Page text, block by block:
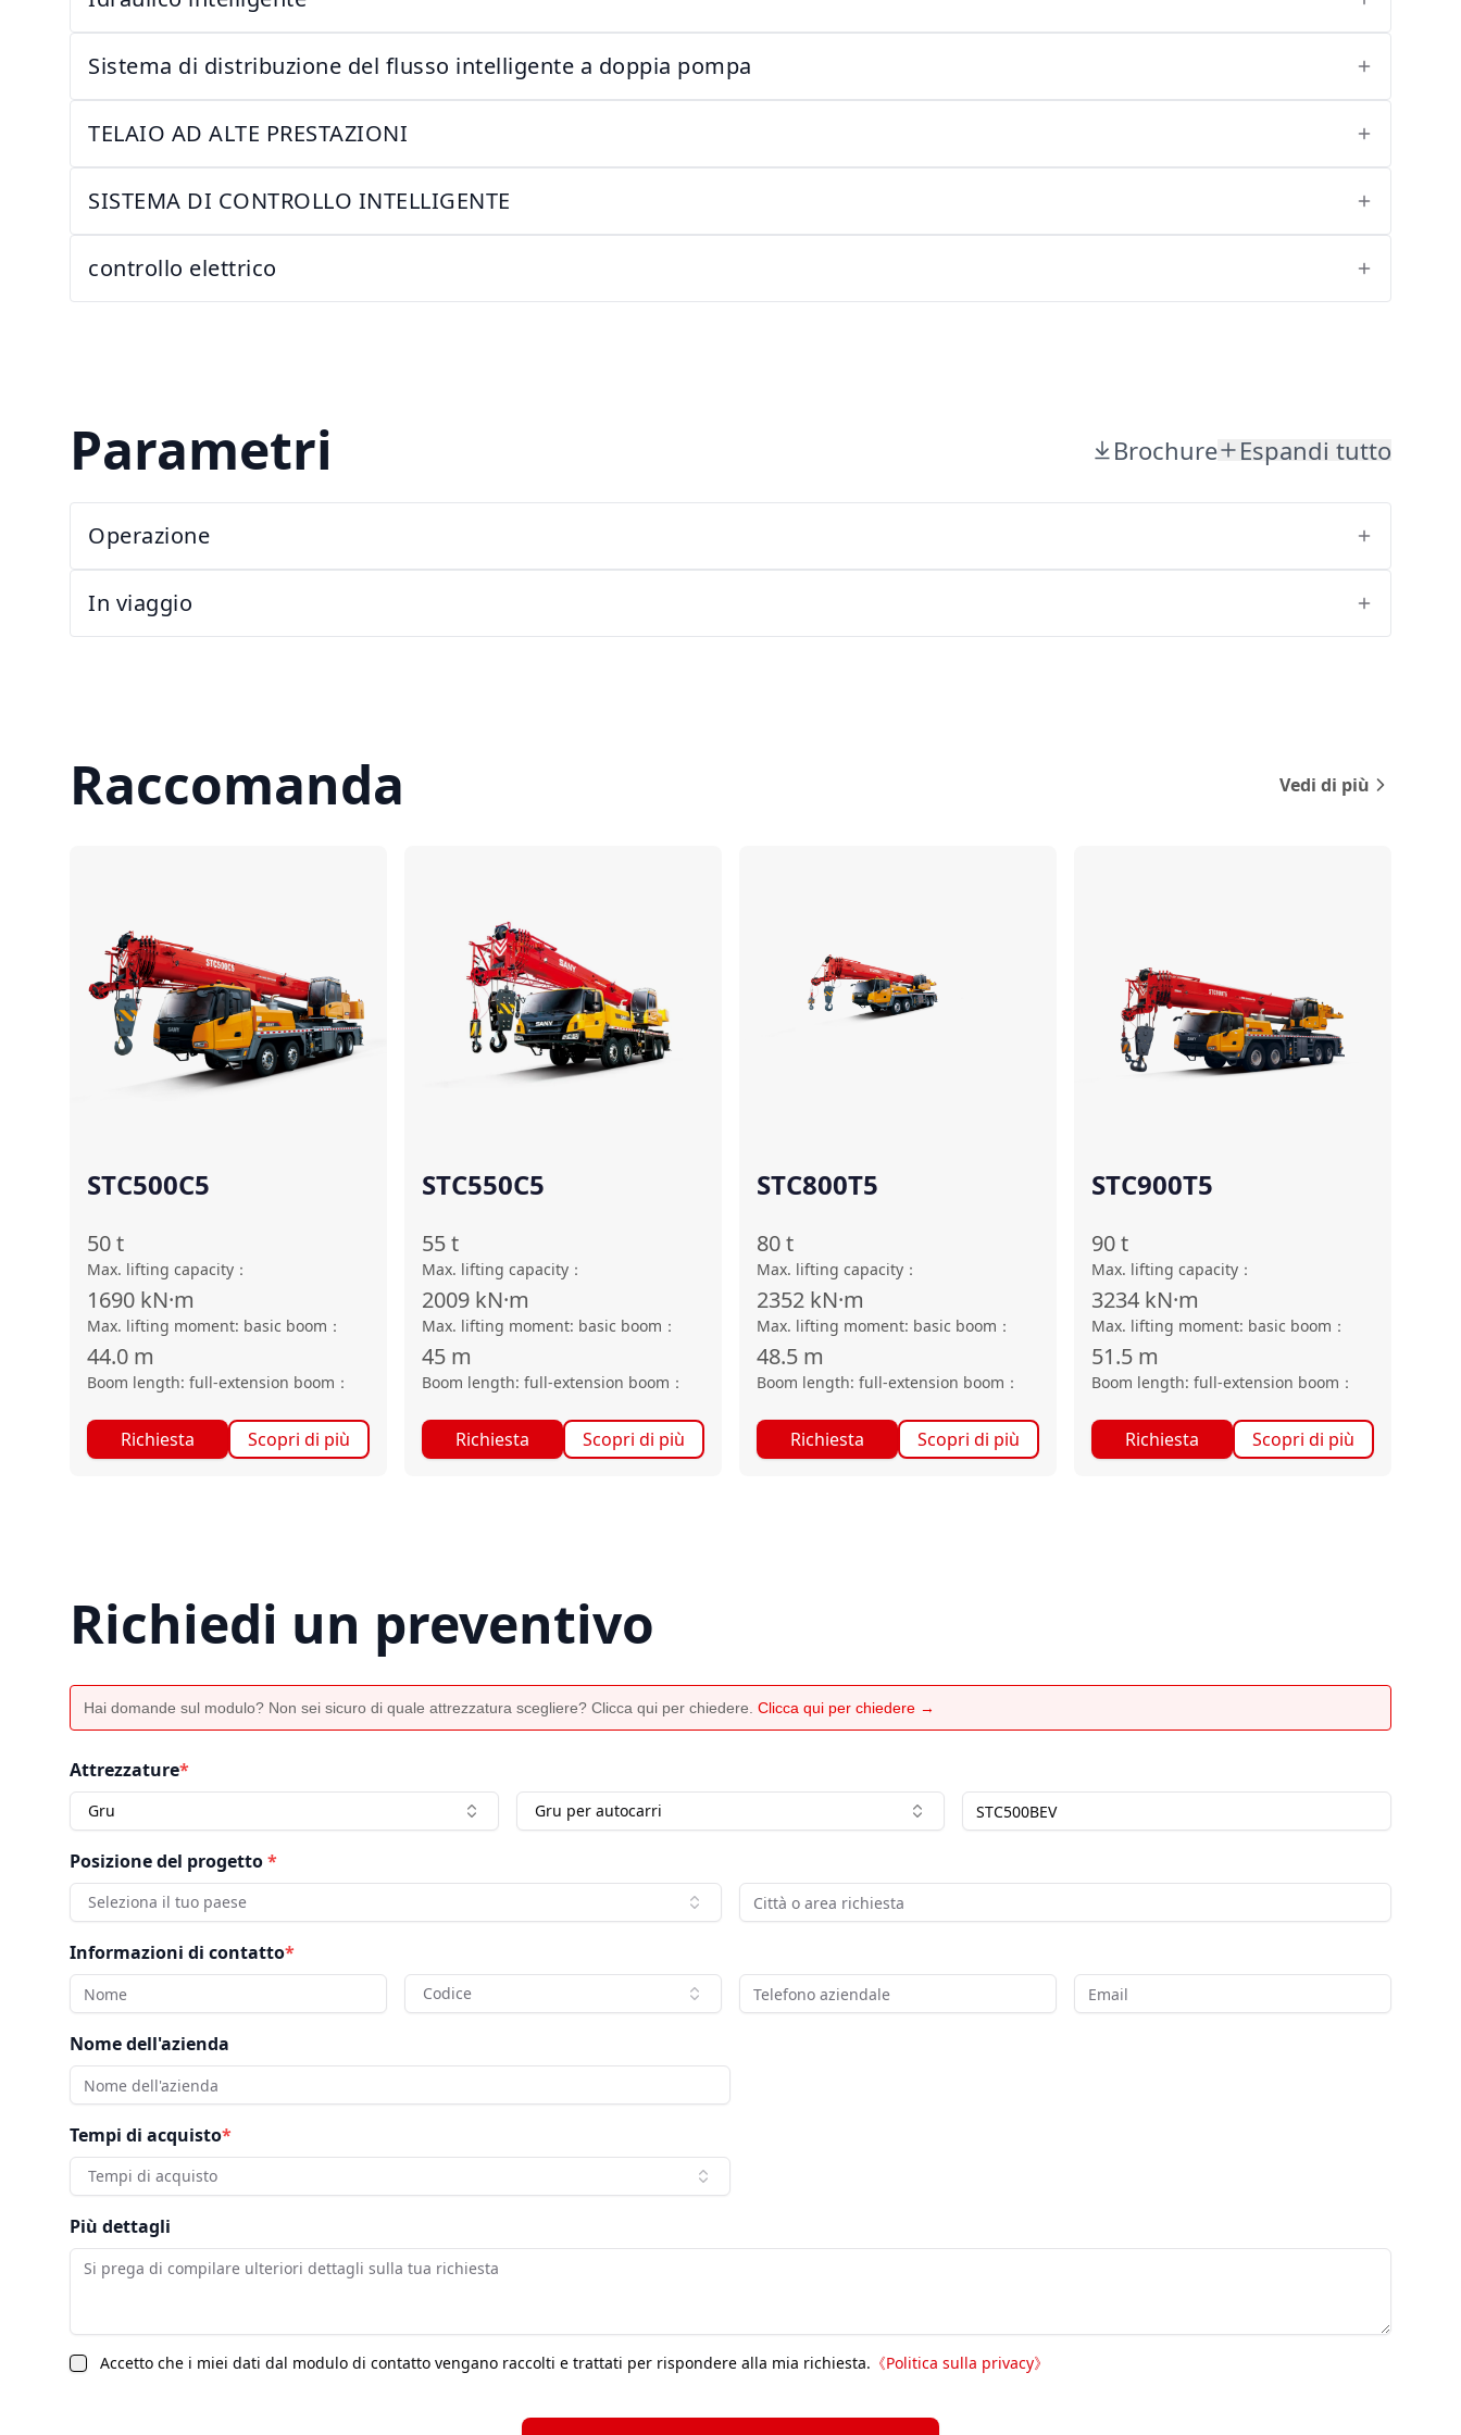
Sistema di distribuzione del flusso intelligente a doppia pompa
TELAIO AD ALTE PRESTAZIONI
SISTEMA DI CONTROLLO INTELLIGENTE
controllo elettrico
Parametri Brochure Espandi tutto
Operazione
In viaggio
Raccomanda Vedi di più
STC500C5
50t
Max. lifting capacity ：
1690 kN·m
Max. lifting moment: basic boom ：
44.0 m
Boom length: full-extension boom ：
Richiesta Scopri di più
STC550C5
55t
Max. lifting capacity ：
2009 kN·m
Max. lifting moment: basic boom ：
45 m
Boom length: full-extension boom ：
Richiesta Scopri di più
STC800T5
80t
Max. lifting capacity ：
2352 kN·m
Max. lifting moment: basic boom ：
48.5 m
Boom length: full-extension boom ：
Richiesta Scopri di più
STC900T5
90t
Max. lifting capacity ：
3234 kN·m
Max. lifting moment: basic boom ：
51.5 m
Boom length: full-extension boom ：
Richiesta Scopri di più
Richiedi un preventivo
Hai domande sul modulo? Non sei sicuro di quale attrezzatura scegliere? Clicca qui per chiedere. Clicca qui per chiedere →
Attrezzature*
Gru Gru per autocarri
Posizione del progetto*
Seleziona il tuo paese
Informazioni di contatto*
Codice
Nome dell'azienda
Tempi di acquisto*
Tempi di acquisto
Più dettagli
Accetto che i miei dati dal modulo di contatto vengano raccolti e trattati per rispondere alla mia richiesta. 《Politica sulla privacy》